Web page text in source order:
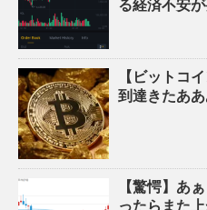
る経済不安
【ビットコ
到達きたああ
【驚愕】あ
ったらまた